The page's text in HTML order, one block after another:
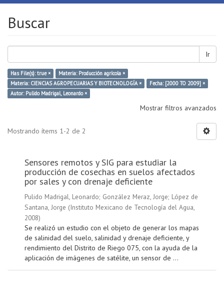
Buscar
Ir
Has File(s): true ×
Materia: Producción agrícola ×
Materia: CIENCIAS AGROPECUARIAS Y BIOTECNOLOGÍA ×
Fecha: [2000 TO 2009] ×
Autor: Pulido Madrigal, Leonardo ×
Mostrar filtros avanzados
Mostrando ítems 1-2 de 2
Sensores remotos y SIG para estudiar la
producción de cosechas en suelos afectados
por sales y con drenaje deficiente
Pulido Madrigal, Leonardo; González Meraz, Jorge; López de
Santana, Jorge (Instituto Mexicano de Tecnología del Agua,
2008)
Se realizó un estudio con el objeto de generar los mapas
de salinidad del suelo, salinidad y drenaje deficiente, y
rendimiento del Distrito de Riego 075, con la ayuda de la
aplicación de imágenes de satélite, un sensor de ...